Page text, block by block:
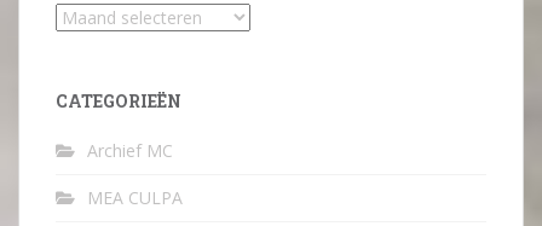
Archief
CATEGORIEËN
Archief MC
MEA CULPA